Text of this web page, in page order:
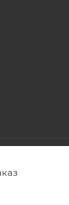
животных с